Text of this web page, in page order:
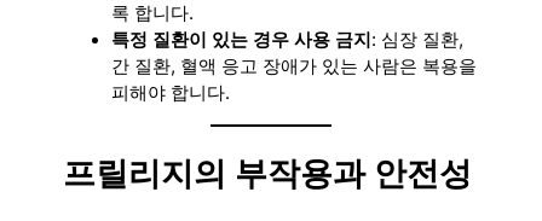
록 합니다.
특정 질환이 있는 경우 사용 금지: 심장 질환,
간 질환, 혈액 응고 장애가 있는 사람은 복용을
피해야 합니다.
프릴리지의 부작용과 안전성